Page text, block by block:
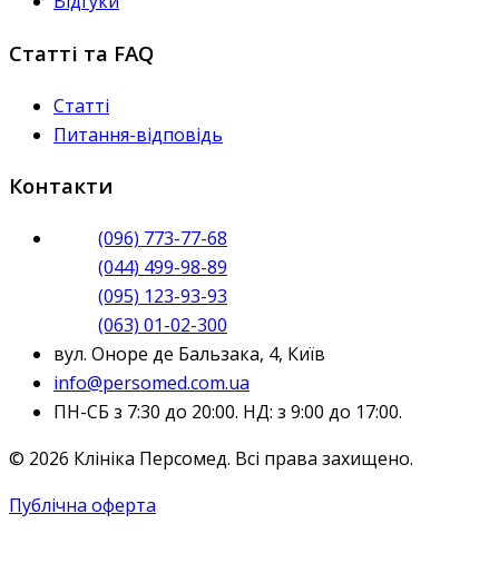
Статті та FAQ
Статті
Питання-відповідь
Контакти
(096) 773-77-68
(044) 499-98-89
(095) 123-93-93
(063) 01-02-300
вул. Оноре де Бальзака, 4, Київ
info@persomed.com.ua
ПН-СБ з 7:30 до 20:00. НД: з 9:00 до 17:00.
© 2026 Клініка Персомед. Всі права захищено.
Публічна оферта